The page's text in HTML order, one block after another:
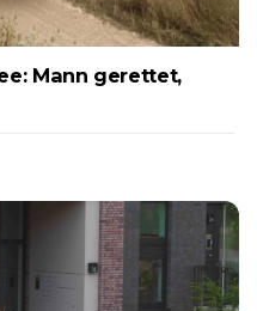
Mann gerettet,